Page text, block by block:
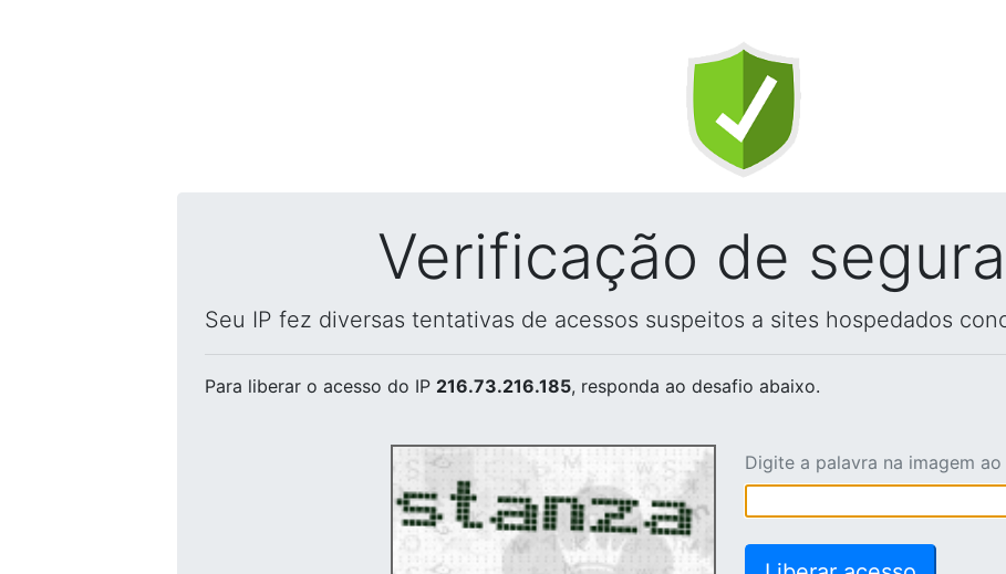
Verificação de
Seu IP fez diversas tentativas de acessos suspeitos a sites hospedados
Para liberar o acesso do IP 216.73.216.185, responda ao desafio abaixo.
Digite a palavra na imagem